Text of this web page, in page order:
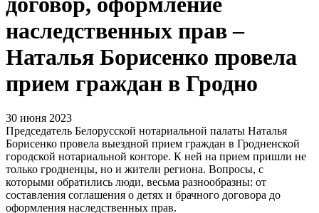
наследственных прав –
Наталья Борисенко провела
прием граждан в Гродно
30 июня 2023
Председатель Белорусской нотариальной палаты Наталья
Борисенко провела выездной прием граждан в Гродненской
городской нотариальной конторе. К ней на прием пришли не
только гродненцы, но и жители региона. Вопросы, с
которыми обратились люди, весьма разнообразны: от
составления соглашения о детях и брачного договора до
оформления наследственных прав.